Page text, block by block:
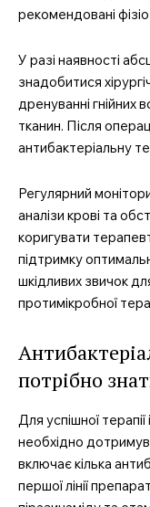
рекомендовані
У разі наявності
знадобитися
дренуванні гнійних
тканин. Після
антибактеріальну
Регулярний
аналізи крові та
коригувати
підтримку
шкідливих звичок
протимікробної
потрібно
Для успішної
необхідно
включає кілька
першої лінії